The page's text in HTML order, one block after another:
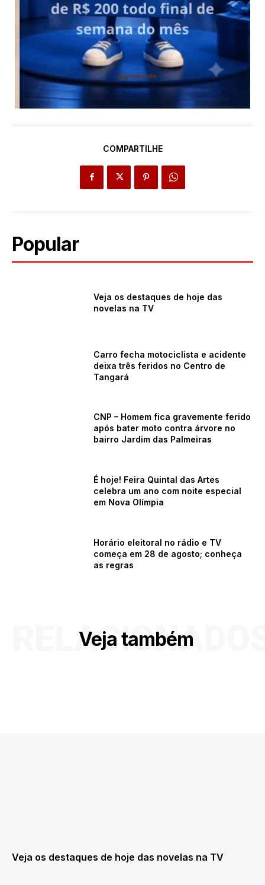
COMPARTILHE
Popular
Veja os destaques de hoje das
novelas na TV
Carro fecha motociclista e acidente
deixa três feridos no Centro de
Tangará
CNP – Homem fica gravemente ferido
após bater moto contra árvore no
bairro Jardim das Palmeiras
É hoje! Feira Quintal das Artes
celebra um ano com noite especial
em Nova Olímpia
Horário eleitoral no rádio e TV
começa em 28 de agosto; conheça
as regras
Veja também
Veja os destaques de hoje das novelas na TV